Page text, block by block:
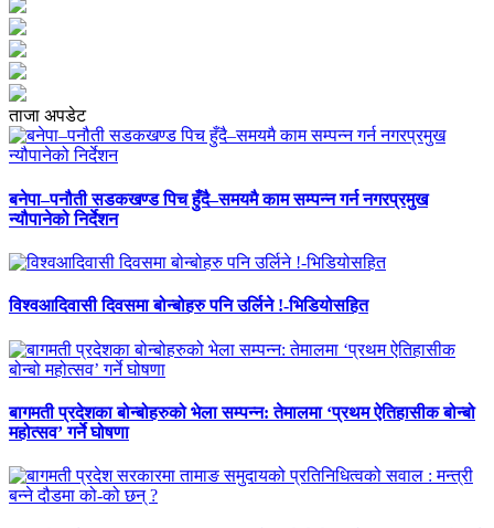
ताजा अपडेट
बनेपा–पनौती सडकखण्ड पिच हुँदै–समयमै काम सम्पन्न गर्न नगरप्रमुख
न्यौपानेको निर्देशन
विश्वआदिवासी दिवसमा बोन्बोहरु पनि उर्लिने !-भिडियोसहित
बागमती प्रदेशका बोन्बोहरुको भेला सम्पन्न: तेमालमा ‘प्रथम ऐतिहासीक बोन्बो
महोत्सव’ गर्ने घोषणा